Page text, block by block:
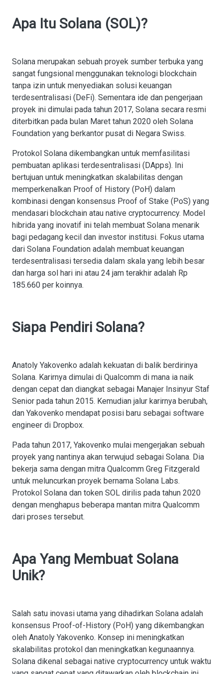
Apa Itu Solana (SOL)?
Solana merupakan sebuah proyek sumber terbuka yang
sangat fungsional menggunakan teknologi blockchain
tanpa izin untuk menyediakan solusi keuangan
terdesentralisasi (DeFi). Sementara ide dan pengerjaan
proyek ini dimulai pada tahun 2017, Solana secara resmi
diterbitkan pada bulan Maret tahun 2020 oleh Solana
Foundation yang berkantor pusat di Negara Swiss.
Protokol Solana dikembangkan untuk memfasilitasi
pembuatan aplikasi terdesentralisasi (DApps). Ini
bertujuan untuk meningkatkan skalabilitas dengan
memperkenalkan Proof of History (PoH) dalam
kombinasi dengan konsensus Proof of Stake (PoS) yang
mendasari blockchain atau native cryptocurrency. Model
hibrida yang inovatif ini telah membuat Solana menarik
bagi pedagang kecil dan investor institusi. Fokus utama
dari Solana Foundation adalah membuat keuangan
terdesentralisasi tersedia dalam skala yang lebih besar
dan harga sol hari ini atau 24 jam terakhir adalah Rp
185.660 per koinnya.
Siapa Pendiri Solana?
Anatoly Yakovenko adalah kekuatan di balik berdirinya
Solana. Karirnya dimulai di Qualcomm di mana ia naik
dengan cepat dan diangkat sebagai Manajer Insinyur Staf
Senior pada tahun 2015. Kemudian jalur karirnya berubah,
dan Yakovenko mendapat posisi baru sebagai software
engineer di Dropbox.
Pada tahun 2017, Yakovenko mulai mengerjakan sebuah
proyek yang nantinya akan terwujud sebagai Solana. Dia
bekerja sama dengan mitra Qualcomm Greg Fitzgerald
untuk meluncurkan proyek bernama Solana Labs.
Protokol Solana dan token SOL dirilis pada tahun 2020
dengan menghapus beberapa mantan mitra Qualcomm
dari proses tersebut.
Apa Yang Membuat Solana
Unik?
Salah satu inovasi utama yang dihadirkan Solana adalah
konsensus Proof-of-History (PoH) yang dikembangkan
oleh Anatoly Yakovenko. Konsep ini meningkatkan
skalabilitas protokol dan meningkatkan kegunaannya.
Solana dikenal sebagai native cryptocurrency untuk waktu